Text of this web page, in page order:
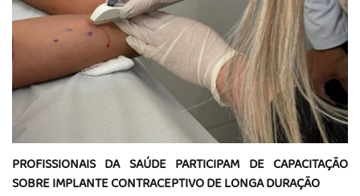
PROFISSIONAIS DA SAÚDE PARTICIPAM DE CAPACITAÇÃO
SOBRE IMPLANTE CONTRACEPTIVO DE LONGA DURAÇÃO